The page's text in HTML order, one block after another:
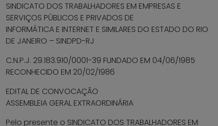
SINDICATO DOS TRABALHADORES EM EMPRESAS E
SERVIÇOS PÚBLICOS E PRIVADOS DE
INFORMÁTICA E INTERNET E SIMILARES DO ESTADO DO RIO
DE JANEIRO – SINDPD-RJ
C.N.P.J. 29.183.910/0001-39 FUNDADO EM 04/06/1985
RECONHECIDO EM 20/02/1986
EDITAL DE CONVOCAÇÃO
ASSEMBLEIA GERAL EXTRAORDINÁRIA
Pelo presente o SINDICATO DOS TRABALHADORES EM